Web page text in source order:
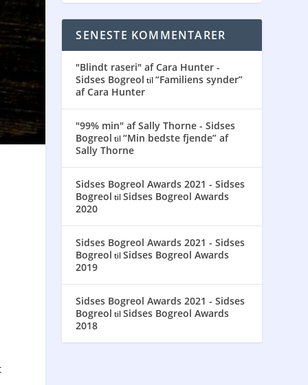
SENESTE KOMMENTARER
"Blindt raseri" af Cara Hunter -
Sidses Bogreol til“Familiens synder”
af Cara Hunter
"99% min" af Sally Thorne - Sidses
Bogreol til“Min bedste fjende” af
Sally Thorne
Sidses Bogreol Awards 2021 - Sidses
Bogreol tilSidses Bogreol Awards
2020
Sidses Bogreol Awards 2021 - Sidses
Bogreol tilSidses Bogreol Awards
2019
Sidses Bogreol Awards 2021 - Sidses
Bogreol tilSidses Bogreol Awards
2018